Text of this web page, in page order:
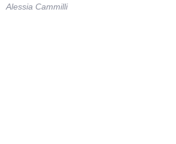
Alessia Cammilli